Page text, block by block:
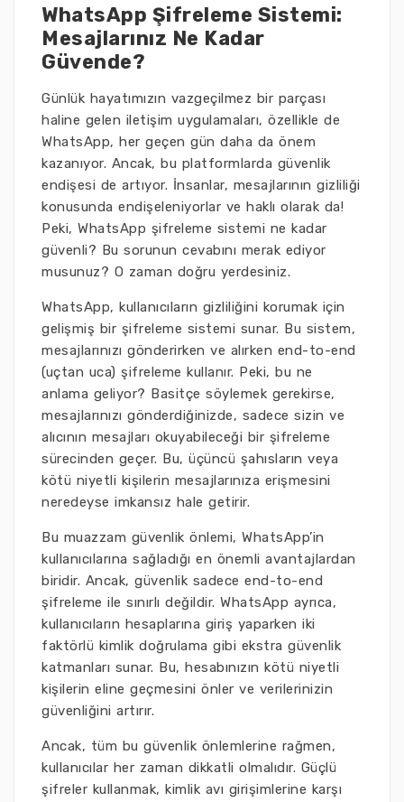
WhatsApp Şifreleme Sistemi:
Mesajlarınız Ne Kadar
Güvende?
Günlük hayatımızın vazgeçilmez bir parçası
haline gelen iletişim uygulamaları, özellikle de
WhatsApp, her geçen gün daha da önem
kazanıyor. Ancak, bu platformlarda güvenlik
endişesi de artıyor. İnsanlar, mesajlarının gizliliği
konusunda endişeleniyorlar ve haklı olarak da!
Peki, WhatsApp şifreleme sistemi ne kadar
güvenli? Bu sorunun cevabını merak ediyor
musunuz? O zaman doğru yerdesiniz.
WhatsApp, kullanıcıların gizliliğini korumak için
gelişmiş bir şifreleme sistemi sunar. Bu sistem,
mesajlarınızı gönderirken ve alırken end-to-end
(uçtan uca) şifreleme kullanır. Peki, bu ne
anlama geliyor? Basitçe söylemek gerekirse,
mesajlarınızı gönderdiğinizde, sadece sizin ve
alıcının mesajları okuyabileceği bir şifreleme
sürecinden geçer. Bu, üçüncü şahısların veya
kötü niyetli kişilerin mesajlarınıza erişmesini
neredeyse imkansız hale getirir.
Bu muazzam güvenlik önlemi, WhatsApp’in
kullanıcılarına sağladığı en önemli avantajlardan
biridir. Ancak, güvenlik sadece end-to-end
şifreleme ile sınırlı değildir. WhatsApp ayrıca,
kullanıcıların hesaplarına giriş yaparken iki
faktörlü kimlik doğrulama gibi ekstra güvenlik
katmanları sunar. Bu, hesabınızın kötü niyetli
kişilerin eline geçmesini önler ve verilerinizin
güvenliğini artırır.
Ancak, tüm bu güvenlik önlemlerine rağmen,
kullanıcılar her zaman dikkatli olmalıdır. Güçlü
şifreler kullanmak, kimlik avı girişimlerine karşı